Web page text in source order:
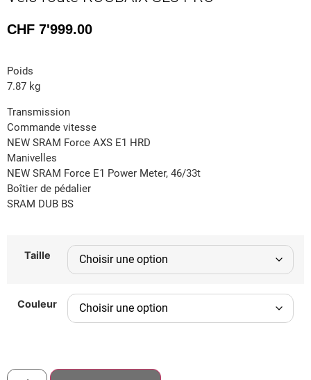
CHF 7'999.00
Poids
7.87 kg
Transmission
Commande vitesse
NEW SRAM Force AXS E1 HRD
Manivelles
NEW SRAM Force E1 Power Meter, 46/33t
Boîtier de pédalier
SRAM DUB BS
Taille
Couleur